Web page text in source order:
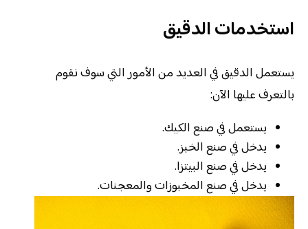
استخدمات الدقيق
يستعمل الدقيق في العديد من الأمور التي سوف نقوم
بالتعرف عليها الآن:
يستعمل في صنع الكيك.
يدخل في صنع الخبز.
يدخل في صنع البيتزا.
يدخل في صنع المخبوزات والمعجنات.